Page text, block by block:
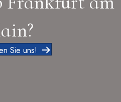
Sie uns!